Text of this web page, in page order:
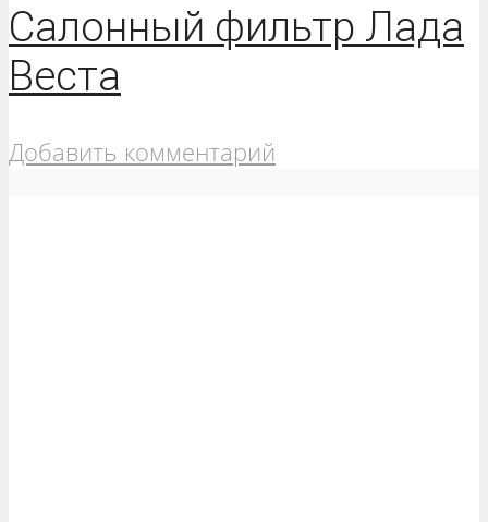
Салонный фильтр Лада
Веста
Добавить комментарий